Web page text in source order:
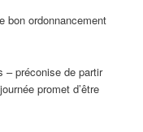
bon ordonnancement
– préconise de partir
promet d’être